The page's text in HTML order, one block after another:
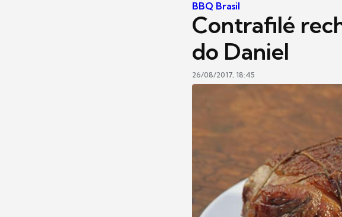
BBQ Brasil
Contrafilé
do Daniel
26/08/2017, 18:45